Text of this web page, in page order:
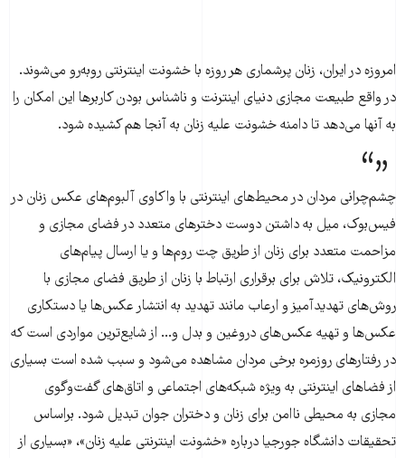
امروزه در ایران، زنان پرشماری هر روزه با خشونت اینترنتی روبه‌رو می‌شوند.
در واقع طبیعت مجازی دنیای اینترنت و ناشناس بودن کاربرها این امکان را
به آنها می‌دهد تا دامنه خشونت علیه زنان به آنجا هم کشیده شود.
چشم‌چرانی مردان در محیط‌های اینترنتی با واكاوی آلبوم‌های عكس زنان در
فیس‌بوک، میل به داشتن دوست دخترهای متعدد در فضای مجازی و
مزاحمت متعدد برای زنان از طریق چت روم‌ها و یا ارسال پیام‌های
الكترونیک، تلاش برای برقراری ارتباط با زنان از طریق فضای مجازی با
روش‌های تهدیدآمیز و ارعاب مانند تهدید به انتشار عكس‌ها یا دستكاری
عكس‌ها و تهیه عكس‌های دروغین و بدل و... از شایع‌ترین مواردی است كه
در رفتارهای روزمره برخی مردان مشاهده می‌شود و سبب شده است بسیاری
از فضاهای اینترنتی به ویژه شبكه‌های اجتماعی و اتاق‌های گفت‌و‌گوی
مجازی به محیطی ناامن برای زنان و دختران جوان تبدیل شود. براساس
تحقیقات دانشگاه جورجیا درباره «خشونت اینترنتی علیه زنان»، «بسیاری از